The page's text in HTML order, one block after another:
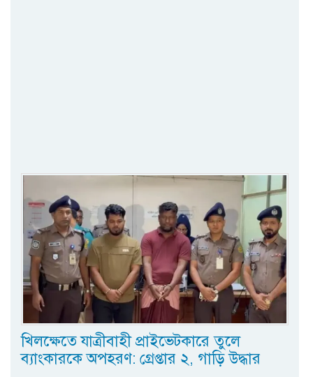
খিলক্ষেতে যাত্রীবাহী প্রাইভেটকারে তুলে
ব্যাংকারকে অপহরণ: গ্রেপ্তার ২, গাড়ি উদ্ধার